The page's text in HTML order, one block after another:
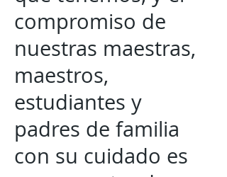
compromiso de
nuestras maestras,
maestros,
estudiantes y
padres de familia
con su cuidado es